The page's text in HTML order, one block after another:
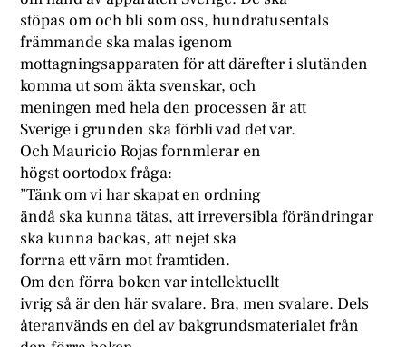
stöpas om och bli som oss, hundratusentals
främmande ska malas igenom
mottagningsapparaten för att därefter i slutänden
komma ut som äkta svenskar, och
meningen med hela den processen är att
Sverige i grunden ska förbli vad det var.
Och Mauricio Rojas fornmlerar en
högst oortodox fråga:
”Tänk om vi har skapat en ordning
ändå ska kunna tätas, att irreversibla förändringar
ska kunna backas, att nejet ska
forrna ett värn mot framtiden.
Om den förra boken var intellektuellt
ivrig så är den här svalare. Bra, men svalare. Dels
återanvänds en del av bakgrundsmaterialet från